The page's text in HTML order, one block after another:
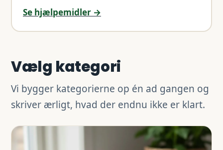
Se hjælpemidler →
Vælg kategori
Vi bygger kategorierne op én ad gangen og
skriver ærligt, hvad der endnu ikke er klart.